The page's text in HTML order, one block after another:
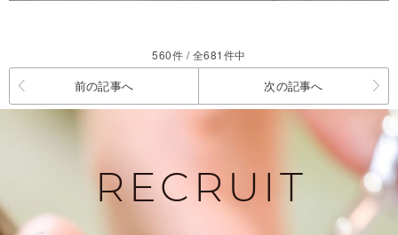
560件 / 全681件中
前の記事へ 次の記事へ
RECRUIT